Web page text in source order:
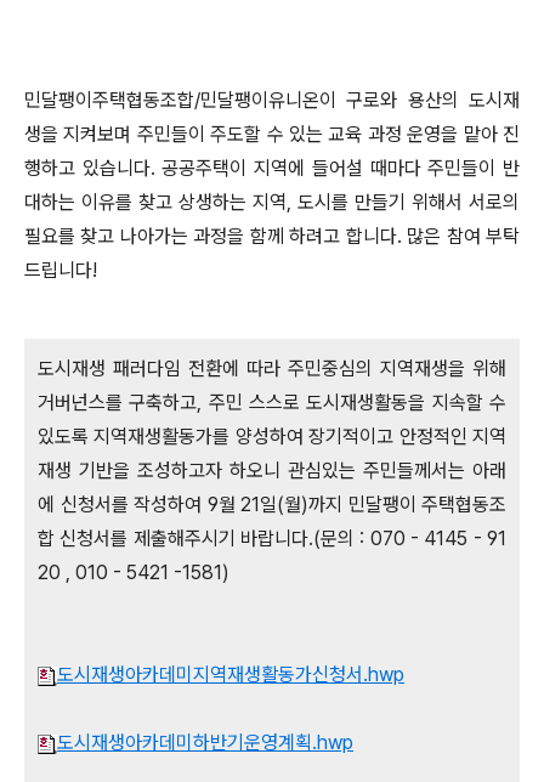
민달팽이주택협동조합/민달팽이유니온이 구로와 용산의 도시재
생을 지켜보며 주민들이 주도할 수 있는 교육 과정 운영을 맡아 진
행하고 있습니다.공공주택이 지역에 들어설 때마다 주민들이 반
대하는 이유를 찾고 상생하는 지역, 도시를 만들기 위해서 서로의
필요를 찾고 나아가는 과정을 함께 하려고 합니다. 많은 참여 부탁
드립니다!
도시재생 패러다임 전환에 따라 주민중심의 지역재생을 위해
거버넌스를 구축하고, 주민 스스로 도시재생활동을 지속할 수
있도록 지역재생활동가를 양성하여장기적이고 안정적인 지역
재생 기반을 조성하고자 하오니 관심있는 주민들께서는 아래
에 신청서를 작성하여 9월 21일(월)까지 민달팽이 주택협동조
합 신청서를 제출해주시기 바랍니다.(문의 : 070 - 4145 - 91
20 , 010 - 5421 -1581)
도시재생아카데미지역재생활동가신청서.hwp
도시재생아카데미하반기운영계획.hwp